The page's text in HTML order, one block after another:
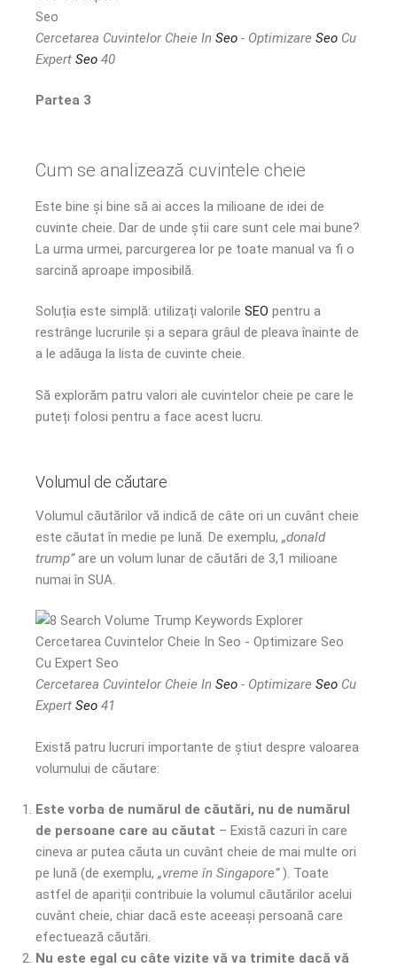
Cercetarea Cuvintelor Cheie In Seo - Optimizare Seo Cu
Expert Seo 40
Partea 3
Cum se analizează cuvintele cheie
Este bine și bine să ai acces la milioane de idei de
cuvinte cheie. Dar de unde știi care sunt cele mai bune?
La urma urmei, parcurgerea lor pe toate manual va fi o
sarcină aproape imposibilă.
Soluția este simplă: utilizați valorile SEO pentru a
restrânge lucrurile și a separa grâul de pleava înainte de
a le adăuga la lista de cuvinte cheie.
Să explorăm patru valori ale cuvintelor cheie pe care le
puteți folosi pentru a face acest lucru.
Volumul de căutare
Volumul căutărilor vă indică de câte ori un cuvânt cheie
este căutat în medie pe lună. De exemplu, „donald
trump”are un volum lunar de căutări de 3,1 milioane
numai în SUA.
Cercetarea Cuvintelor Cheie In Seo - Optimizare Seo Cu
Expert Seo 41
Există patru lucruri importante de știut despre valoarea
volumului de căutare:
Este vorba de numărul de căutări, nu de numărul
de persoane care au căutat – Există cazuri în care
cineva ar putea căuta un cuvânt cheie de mai multe ori
pe lună (de exemplu, „vreme în Singapore”). Toate
astfel de apariții contribuie la volumul căutărilor acelui
cuvânt cheie, chiar dacă este aceeași persoană care
efectuează căutări.
Nu este egal cu câte vizite vă va trimite dacă vă